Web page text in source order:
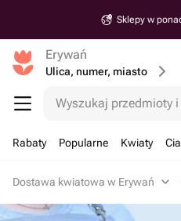
Sklepy w
Erywań
Ulica, numer, miasto
Wyszukaj przedmioty
Rabaty Popularne Kwiaty
Dostawa kwiatowa w Erywań